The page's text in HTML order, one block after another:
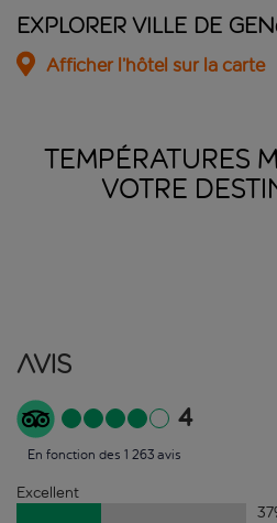
Explorer Ville de
Afficher l’hôtel sur la carte
TEMPÉRATURES
VOTRE
Avis
4
En fonction des 1 263 avis
Excellent
37